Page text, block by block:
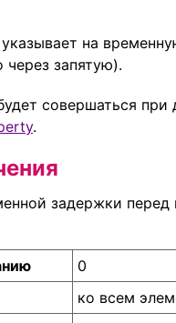
указывает на
через запятую).
совершаться
.
задержки
0
ко всем